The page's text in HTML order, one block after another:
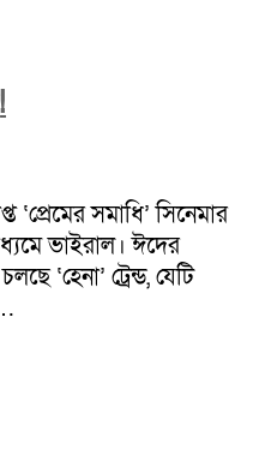
সমাধি’ সিনেমার
ভাইরাল। ঈদের
‘হেনা’ ট্রেন্ড, যেটি